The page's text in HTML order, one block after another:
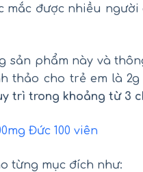
được nhiều
sản phẩm này và
cho trẻ em là 2g
trì trong khoảng từ 3
Đức 100 viên
từng mục đích như: